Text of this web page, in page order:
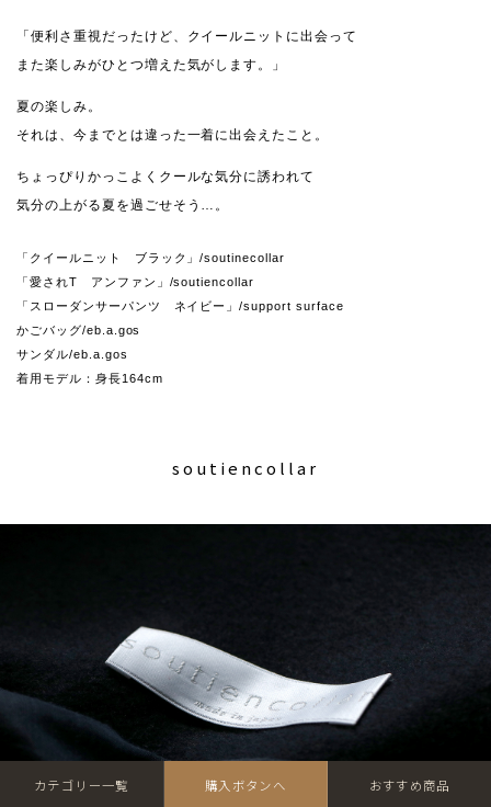
「便利さ重視だったけど、クイールニットに出会って
また楽しみがひとつ増えた気がします。」
夏の楽しみ。
それは、今までとは違った一着に出会えたこと。
ちょっぴりかっこよくクールな気分に誘われて
気分の上がる夏を過ごせそう…。
「クイールニット ブラック」/soutinecollar
「愛されT アンファン」/soutiencollar
「スローダンサーパンツ ネイビー」/support surface
かごバッグ/eb.a.gos
サンダル/eb.a.gos
着用モデル：身長164cm
soutiencollar
カテゴリー一覧 購入ボタンへ おすすめ商品